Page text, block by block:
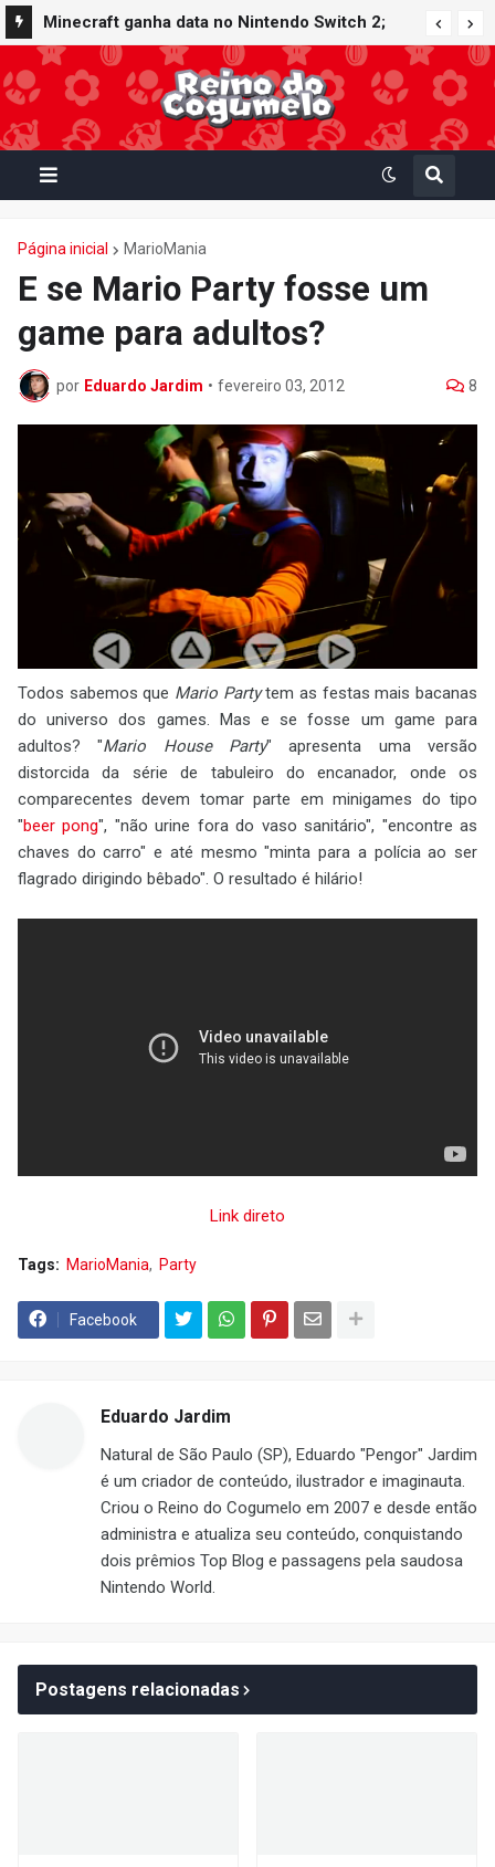
Minecraft ganha data no Nintendo Switch 2;
Super Mario Mash-Up receberá atualização
gráfica exclusiva
Página inicial MarioMania
E se Mario Party fosse um
game para adultos?
por Eduardo Jardim • fevereiro 03, 2012 8
Todos sabemos que Mario Partytem as festas mais bacanas
do universo dos games. Mas e se fosse um game para
adultos? "Mario House Party" apresenta uma versão
distorcida da série de tabuleiro do encanador, onde os
comparecentes devem tomar parte em minigames do tipo
"beer pong", "não urine fora do vaso sanitário", "encontre as
chaves do carro" e até mesmo "minta para a polícia ao ser
flagrado dirigindo bêbado". O resultado é hilário!
Link direto
Tags: MarioMania Party
Facebook
Eduardo Jardim
Natural de São Paulo (SP), Eduardo "Pengor" Jardim
é um criador de conteúdo, ilustrador e imaginauta.
Criou o Reino do Cogumelo em 2007 e desde então
administra e atualiza seu conteúdo, conquistando
dois prêmios Top Blog e passagens pela saudosa
Nintendo World.
Postagens relacionadas